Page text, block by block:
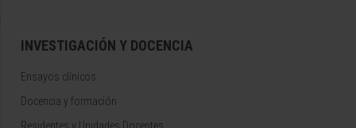
INVESTIGACIÓN Y DOCENCIA
Ensayos clínicos
Docencia y formación